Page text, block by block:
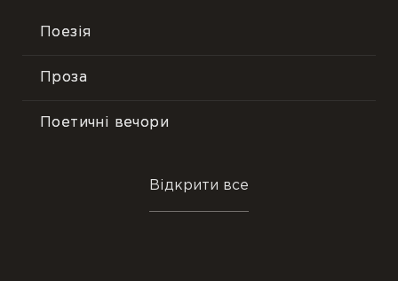
Поезія
Проза
Поетичні вечори
Відкрити все